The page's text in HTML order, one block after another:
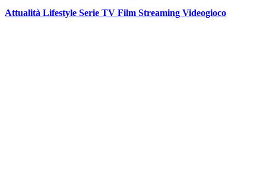
Attualità Lifestyle Serie TV Film Streaming Videogioco